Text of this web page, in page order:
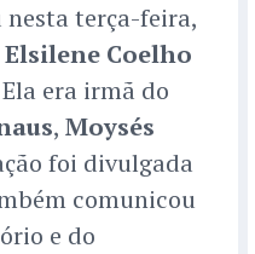
terça-feira,
Elsilene Coelho
era irmã do
, Moysés
foi divulgada
comunicou
e do